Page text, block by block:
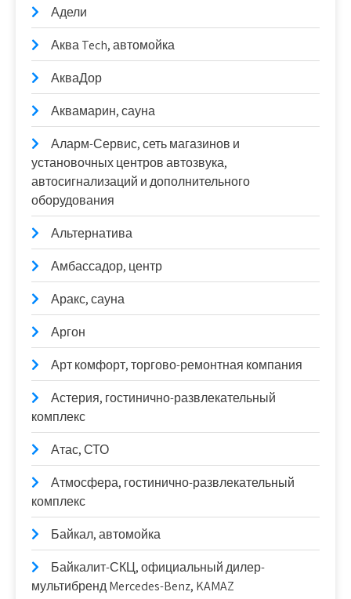
Адели
Аква Tech, автомойка
АкваДор
Аквамарин, сауна
Аларм-Сервис, сеть магазинов и
установочных центров автозвука,
автосигнализаций и дополнительного
оборудования
Альтернатива
Амбассадор, центр
Аракс, сауна
Аргон
Арт комфорт, торгово-ремонтная компания
Астерия, гостинично-развлекательный
комплекс
Атас, СТО
Атмосфера, гостинично-развлекательный
комплекс
Байкал, автомойка
Байкалит-СКЦ, официальный дилер-
мультибренд Mercedes-Benz, KAMAZ